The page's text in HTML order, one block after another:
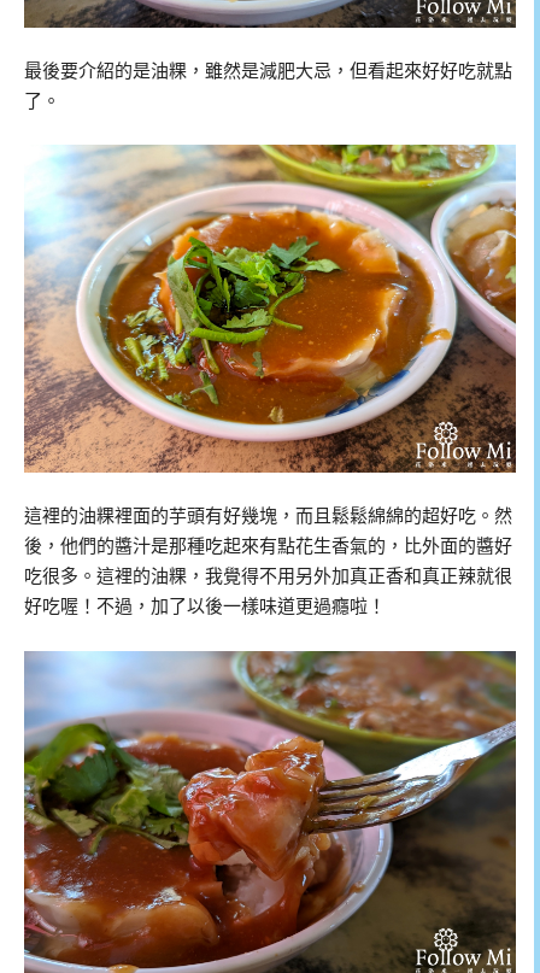
最後要介紹的是油粿，雖然是減肥大忌，但看起來好好吃就點
了。
這裡的油粿裡面的芋頭有好幾塊，而且鬆鬆綿綿的超好吃。然
後，他們的醬汁是那種吃起來有點花生香氣的，比外面的醬好
吃很多。這裡的油粿，我覺得不用另外加真正香和真正辣就很
好吃喔！不過，加了以後一樣味道更過癮啦！